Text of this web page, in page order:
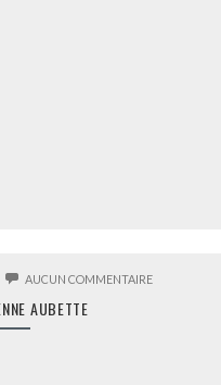
AUCUN COMMENTAIRESUR
AUBETTE